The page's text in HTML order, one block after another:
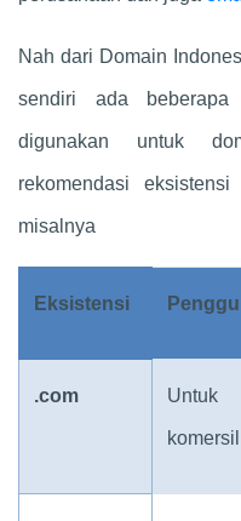
Nah dari Domain
sendiri ada
digunakan untuk
rekomendasi
misalnya
Eksistensi
.com